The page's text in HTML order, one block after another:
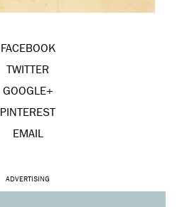
FACEBOOK
TWITTER
GOOGLE+
PINTEREST
EMAIL
ADVERTISING